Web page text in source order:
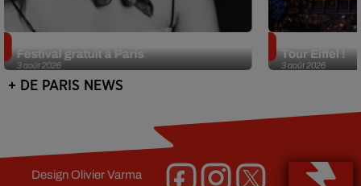
3 août 2026
Festival gratuit à Paris
3 août 2026
Tour Eiffel !
+ DE PARIS NEWS
DesignOlivier Varma